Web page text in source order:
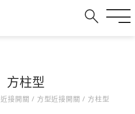
方柱型
近接開關/ 方型近接開關/ 方柱型